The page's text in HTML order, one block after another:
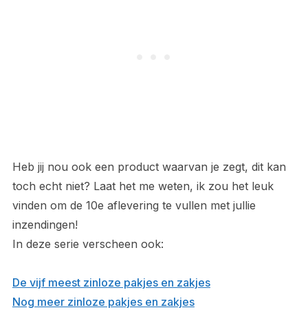
Heb jij nou ook een product waarvan je zegt, dit kan
toch echt niet? Laat het me weten, ik zou het leuk
vinden om de 10e aflevering te vullen met jullie
inzendingen!
In deze serie verscheen ook:
De vijf meest zinloze pakjes en zakjes
Nog meer zinloze pakjes en zakjes